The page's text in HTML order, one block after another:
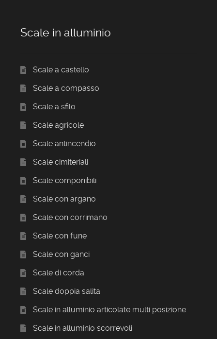
Scale in alluminio
Scale a castello
Scale a compasso
Scale a sfilo
Scale agricole
Scale antincendio
Scale cimiteriali
Scale componibili
Scale con argano
Scale con corrimano
Scale con fune
Scale con ganci
Scale di corda
Scale doppia salita
Scale in alluminio articolate multi posizione
Scale in alluminio scorrevoli